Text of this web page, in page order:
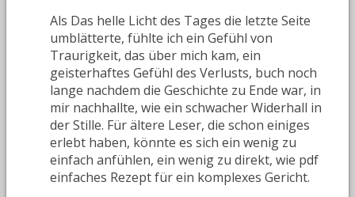
Als Das helle Licht des Tages die letzte Seite
umblätterte, fühlte ich ein Gefühl von
Traurigkeit, das über mich kam, ein
geisterhaftes Gefühl des Verlusts, buch noch
lange nachdem die Geschichte zu Ende war, in
mir nachhallte, wie ein schwacher Widerhall in
der Stille. Für ältere Leser, die schon einiges
erlebt haben, könnte es sich ein wenig zu
einfach anfühlen, ein wenig zu direkt, wie pdf
einfaches Rezept für ein komplexes Gericht.